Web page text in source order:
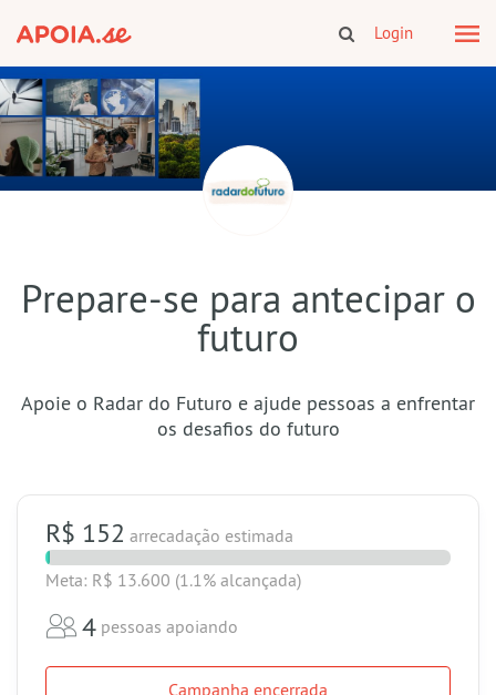
Login
Prepare-se para antecipar o
futuro
Apoie o Radar do Futuro e ajude pessoas a enfrentar
os desafios do futuro
R$ 152 arrecadação estimada
Meta: R$ 13.600 (1.1% alcançada)
4 pessoas apoiando
Campanha encerrada